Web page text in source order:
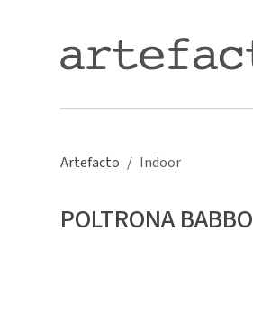
Artefacto Indoor
POLTRONA BABBO